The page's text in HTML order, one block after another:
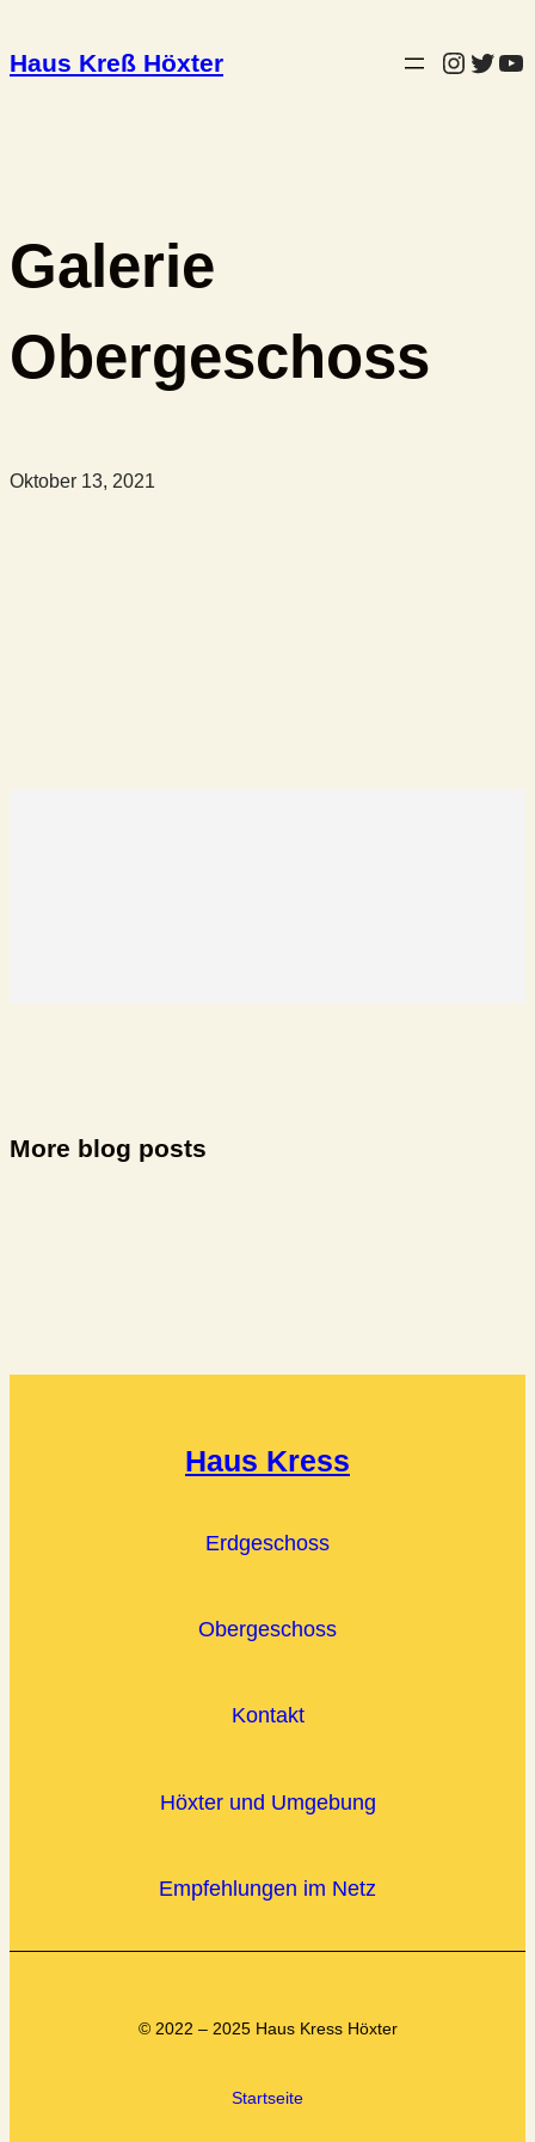
Haus Kreß Höxter
Galerie
Obergeschoss
Oktober 13, 2021
More blog posts
Haus Kress
Erdgeschoss
Obergeschoss
Kontakt
Höxter und Umgebung
Empfehlungen im Netz
© 2022 – 2025 Haus Kress Höxter
Startseite